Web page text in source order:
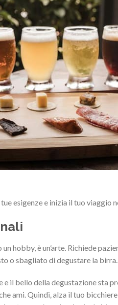
esigenze e inizia il tuo viaggio
hobby, è un’arte. Richiede
o sbagliato di degustare la birra.
e il bello della degustazione sta
ami. Quindi, alza il tuo